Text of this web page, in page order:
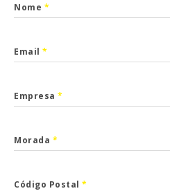
Nome *
Email *
Empresa *
Morada *
Código Postal *